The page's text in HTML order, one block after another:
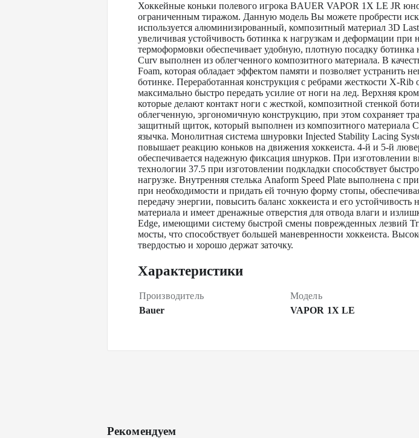
Хоккейные коньки полевого игрока BAUER VAPOR 1X LE JR
ограниченным тиражом. Данную модель Вы можете пробрести
используется алюминизированный, композитный материал 3D
увеличивая устойчивость ботинка к нагрузкам и деформации
термоформовки обеспечивает удобную, плотную посадку
Curv выполнен из облегченного композитного материала. В
Foam, которая обладает эффектом памяти и позволяет устранить
ботинке. Переработанная конструкция с ребрами жесткости X-Rib
максимально быстро передать усилие от ноги на лед. Верхняя
которые делают контакт ноги с жесткой, композитной стенкой
облегченную, эргономичную конструкцию, при этом сохраняет
защитный щиток, который выполнен из композитного материала
язычка. Монолитная система шнуровки Injected Stability Lacing
повышает реакцию коньков на движения хоккеиста. 4-й и 5-й
обеспечивается надежную фиксация шнурков. При изготовлении
технологии 37.5 при изготовлении подкладки способствует
нагрузке. Внутренняя стелька Anaform Speed Plate выполнена с
при необходимости и придать ей точную форму стопы,
передачу энергии, повысить баланс хоккеиста и его
материала и имеет дренажные отверстия для отвода влаги и
Edge, имеющими систему быстрой смены поврежденных лезвий
мосты, что способствует большей маневренности хоккеиста.
твердостью и хорошо держат заточку.
Характеристики
Производитель
Bauer
Модель
VAPOR 1X LE
Рекомендуем